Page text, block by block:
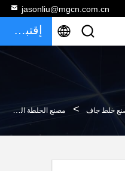
jasonliu@mgcn.com.cn
إقتباس
خلط جاف > مصنع الخلطة الجافة التلقائية لخط إنتاج الملاط الجاف الجاف اللاصق